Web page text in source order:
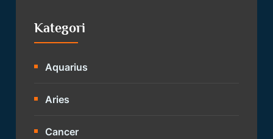
Kategori
Aquarius
Aries
Cancer